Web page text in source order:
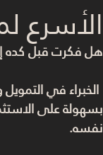
الأسرع
هل فكرت قبل كده
بسهولة على
نفسه.